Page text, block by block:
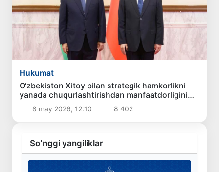
Hukumat
O‘zbekiston Xitoy bilan strategik hamkorlikni
yanada chuqurlashtirishdan manfaatdorligini
bildirdi8 may 2026, 12:10 8 402
Soʻnggi yangiliklar